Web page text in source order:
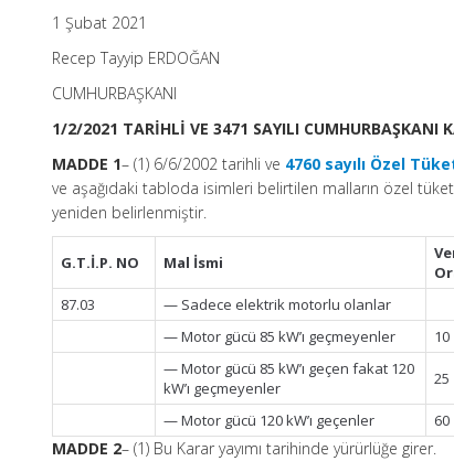
1 Şubat 2021
Recep Tayyip ERDOĞAN
CUMHURBAŞKANI
1/2/2021 TARİHLİ VE 3471 SAYILI CUMHURBAŞKANI
MADDE 1– (1) 6/6/2002 tarihli ve 4760 sayılı Özel
ve aşağıdaki tabloda isimleri belirtilen malların özel
yeniden belirlenmiştir.
G.T.İ.P. NO Mal İsmi
87.03
— Sadece elektrik motorlu olanlar
— Motor gücü 85 kW’ı geçmeyenler
10
— Motor gücü 85 kW’ı geçen fakat 120
kW’ı geçmeyenler
25
— Motor gücü 120 kW’ı geçenler 60
MADDE 2– (1) Bu Karar yayımı tarihinde yürürlüğe girer.